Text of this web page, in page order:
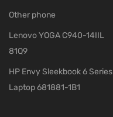
Other phone
Lenovo YOGA C940-14IIL
81Q9
HP Envy Sleekbook 6 Series
Laptop 681881-1B1